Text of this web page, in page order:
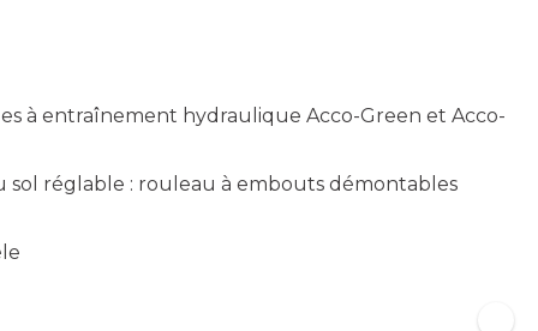
à entraînement hydraulique Acco-Green et Acco-
sol réglable : rouleau à embouts démontables